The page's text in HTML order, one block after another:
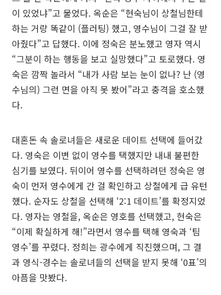
이 있었냐”고 물었다. 옥순은 “현숙님이 상철님한테
하는 거랑 똑같이 (플러팅) 했고, 영수님이 그걸 잘 받
아줬다”고 답했다. 이에 정숙은 분노했고 영자 역시
“그분이 하는 행동을 보고 실망했다”고 토로했다. 영
숙은 깜짝 놀라서 “내가 사람 보는 눈이 없나? 난 (영
수님의) 그런 면을 아직 못 봤어”라고 충격을 호소했
다.
대혼돈 속 솔로녀들은 새로운 데이트 선택에 들어갔
다. 영숙은 이변 없이 영수를 택했지만 내내 불편한
심기를 보였다. 뒤이어 영수를 선택하려던 정숙은 영
숙이 먼저 영수에게 간 걸 확인하고 상철에게 급 유턴
했다. 순자도 상철을 선택해 ‘2:1 데이트’를 확정지었
다. 영자는 영철을, 옥순은 영호를 선택했고, 현숙은
“이제 확실하게 해!”라면서 영수를 택해 영숙과 ‘팀
영수’를 꾸렸다. 정희는 광수에게 직진했으며, 그 결
과 영식-경수는 솔로녀들의 선택을 받지 못해 ‘0표’의
아픔을 맛봤다.